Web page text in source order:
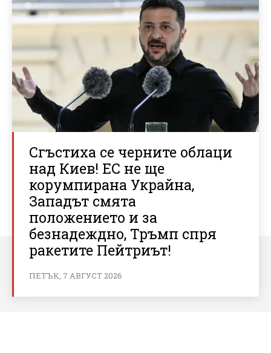
Сгъстиха се черните облаци
над Киев! ЕС не ще
корумпирана Украйна,
Западът смята
положението и за
безнадеждно, Тръмп спря
ракетите Пейтриът!
ПЕТЪК, 7 АВГУСТ 2026